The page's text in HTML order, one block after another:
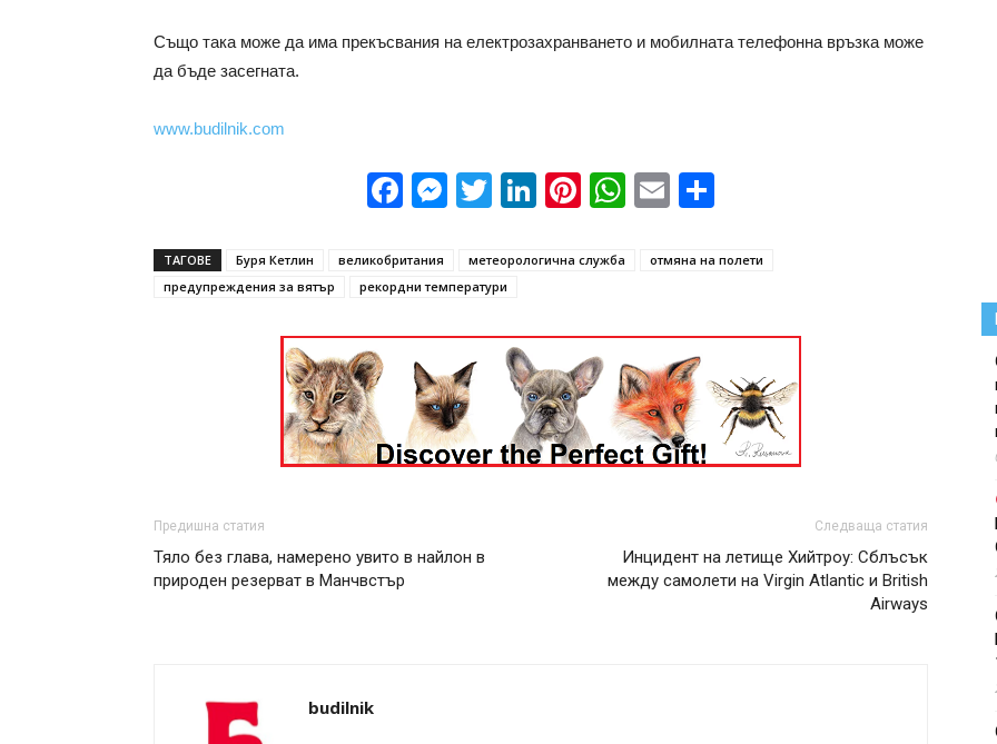
Също така може да има прекъсвания на електрозахранването и мобилната телефонна връзка може
да бъде засегната.
www.budilnik.com
Facebook
Messenger
Twitter
LinkedIn
Pinterest
WhatsApp
Email
ТАГОВЕ Буря Кетлин великобритания метеорологична служба
отмяна на полети
предупреждения за вятър
рекордни температури
Предишна статия
Тяло без глава, намерено увито в найлон в
природен резерват в Манчвстър
Следваща статия
Инцидент на летище Хийтроу: Сблъсък
между самолети на Virgin Atlantic и British
Airways
budilnik